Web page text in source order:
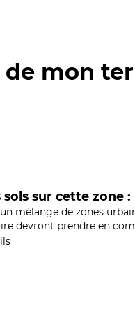
mon
sur cette zone :
mélange de zones
devront prendre en